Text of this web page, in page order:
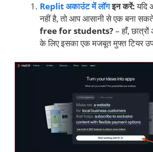
Replit अकाउंट में लॉगइन करें:यदि
नहीं है, तो आप आसानी से एक बना
free for students?– हाँ,
के लिए इसका एक मजबूत मुफ्त टियर